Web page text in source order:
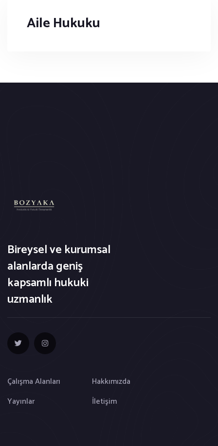
Aile Hukuku
Bireysel ve kurumsal
alanlarda geniş
kapsamlı hukuki
uzmanlık
Çalışma Alanları
Yayınlar
Hakkımızda
İletişim